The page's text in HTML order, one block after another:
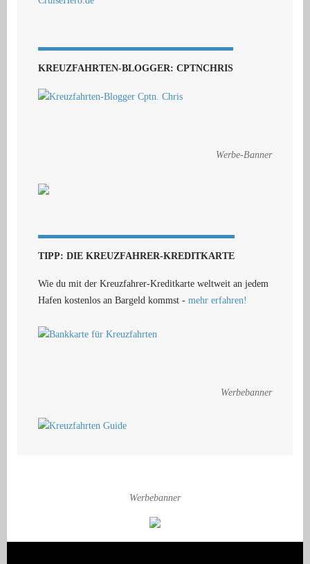
KREUZFAHRTEN-BLOGGER: CPTNCHRIS
Werbe-Banner
TIPP: DIE KREUZFAHRER-KREDITKARTE
Wie du mit der Kreuzfahrer-Kreditkarte weltweit an jedem
Hafen kostenlos an Bargeld kommst - mehr erfahren!
Werbebanner
Werbebanner